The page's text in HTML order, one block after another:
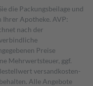
die Packungsbeilage und
Apotheke. AVP:
nach der
Preise
Mehrwertsteuer, ggf.
versand­kosten­
Alle Angebote